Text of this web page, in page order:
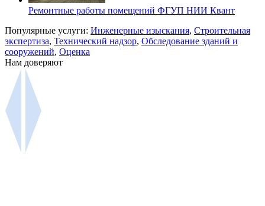
Ремонтные работы помещений ФГУП НИИ Квант
Популярные услуги: Инженерные изыскания, Строительная
экспертиза, Технический надзор, Обследование зданий и
сооружений, Оценка
Нам доверяют